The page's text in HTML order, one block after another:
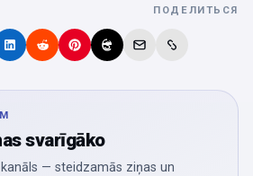
ПОДЕЛИТЬСЯ
svarīgāko
kanāls — steidzamās ziņas un